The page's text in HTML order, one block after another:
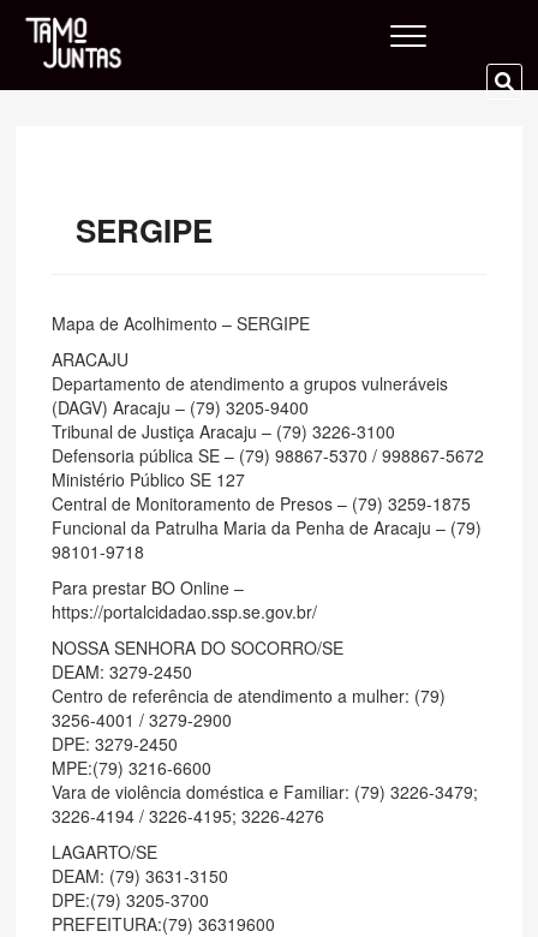
Skip
content
SERGIPE
Mapa de Acolhimento – SERGIPE
ARACAJU
Departamento de atendimento a grupos vulneráveis
(DAGV) Aracaju – (79) 3205-9400
Tribunal de Justiça Aracaju – (79) 3226-3100
Defensoria pública SE – (79) 98867-5370 / 998867-5672
Ministério Público SE 127
Central de Monitoramento de Presos – (79) 3259-1875
Funcional da Patrulha Maria da Penha de Aracaju – (79)
98101-9718
Para prestar BO Online –
https://portalcidadao.ssp.se.gov.br/
NOSSA SENHORA DO SOCORRO/SE
DEAM: 3279-2450
Centro de referência de atendimento a mulher: (79)
3256-4001 / 3279-2900
DPE: 3279-2450
MPE:(79) 3216-6600
Vara de violência doméstica e Familiar: (79) 3226-3479;
3226-4194 / 3226-4195; 3226-4276
LAGARTO/SE
DEAM: (79) 3631-3150
DPE:(79) 3205-3700
PREFEITURA:(79) 36319600